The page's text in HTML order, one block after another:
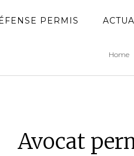
PERMIS
Home
Avocat